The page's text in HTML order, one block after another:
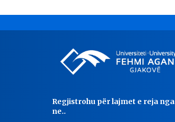
Regjistrohu për lajmet e reja nga
ne..